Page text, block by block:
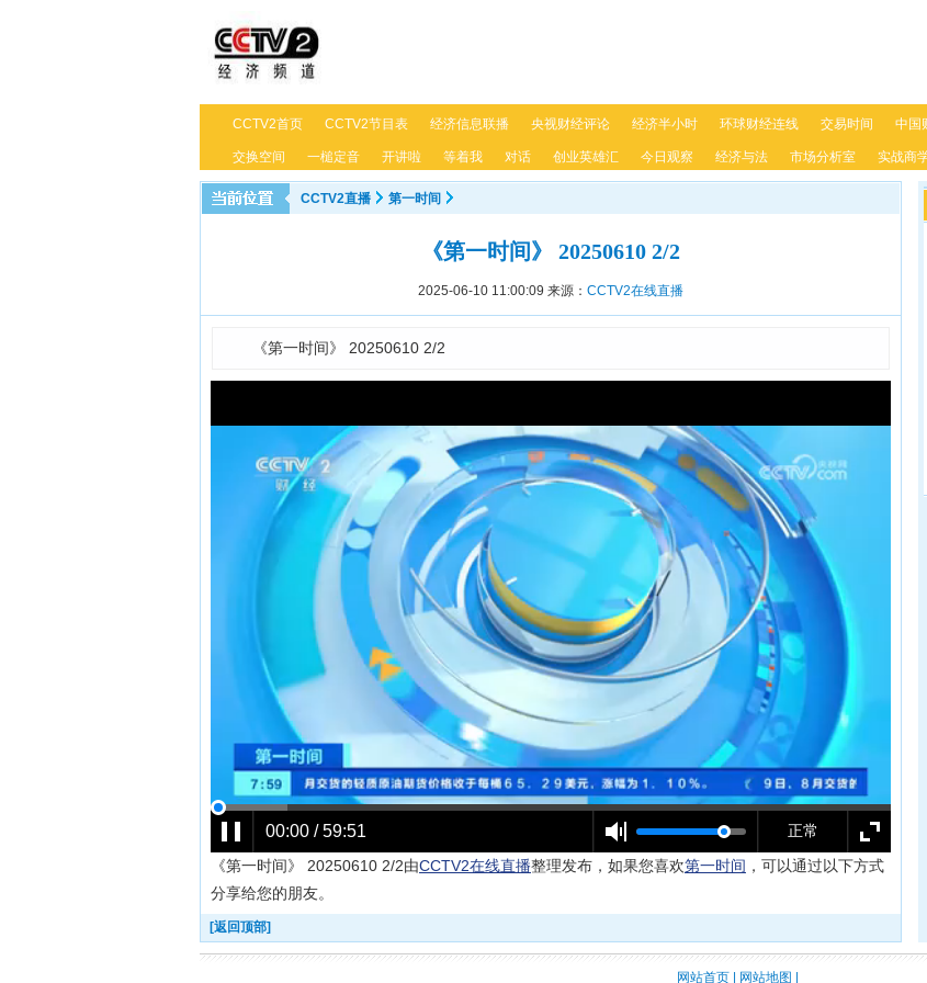
CCTV2首页 CCTV2节目表 经济信息联播 央视财经评论 经济半小时 环球财经连线 交易时间 中国
交换空间 一槌定音 开讲啦 等着我 对话 创业英雄汇 今日观察 经济与法 市场分析室 实战商
CCTV2直播 第一时间
《第一时间》 20250610 2/2
2025-06-10 11:00:09 来源： CCTV2在线直播
《第一时间》 20250610 2/2
《第一时间》 20250610 2/2由CCTV2在线直播整理发布，如果您喜欢第一时间 ，可以通过以下方式
分享给您的朋友。
[返回顶部]
网站首页| 网站地图